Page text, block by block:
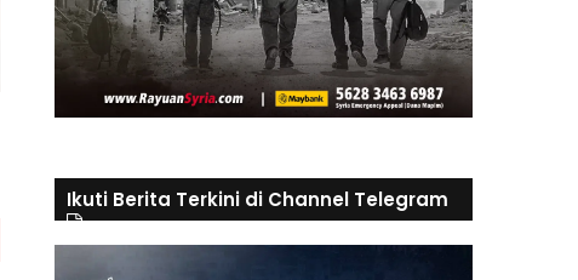
Ikuti Berita Terkini di Channel Telegram